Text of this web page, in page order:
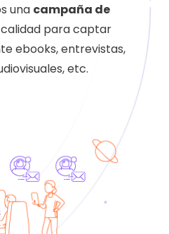
una campaña de
para captar
ebooks, entrevistas,
etc.